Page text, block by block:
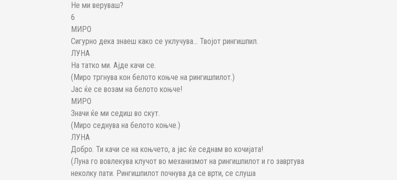
Не ми веруваш?
6
МИРО
Сигурно дека знаеш како се уклучува… Твојот рингишпил.
ЛУНА
На татко ми. Ајде качи се.
(Миро тргнува кон белото коњче на рингишпилот.)
Јас ќе се возам на белото коњче!
МИРО
Значи ќе ми седиш во скут.
(Миро седнува на белото коњче.)
ЛУНА
Добро. Ти качи се на коњчето, а јас ќе седнам во кочијата!
(Луна го вовлекува клучот во механизмот на рингишпилот и го завртува
неколку пати. Рингишпилот почнува да се врти, се слуша